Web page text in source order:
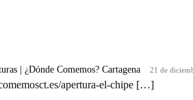
| ¿Dónde Comemos? Cartagena 21 de
apertura-el-chipe[…]